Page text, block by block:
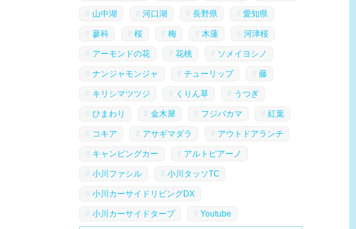
山中湖 河口湖 長野県 愛知県
蓼科 桜 梅 木蓮 河津桜
アーモンドの花 花桃 ソメイヨシノ
ナンジャモンジャ チューリップ 藤
キリシマツツジ くりん草 うつぎ
ひまわり 金木犀 フジバカマ 紅葉
コキア アサギマダラ アウトドアランチ
キャンピングカー アルトピアーノ
小川ファシル 小川タッソTC
小川カーサイドリビングDX
小川カーサイドタープ Youtube